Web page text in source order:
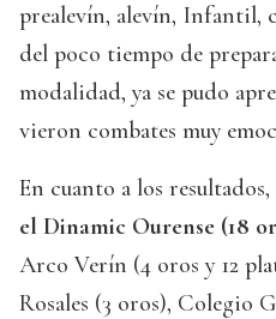
prealevín, alevín, Infantil,
del poco tiempo de
modalidad, ya se pudo
vieron combates muy
En cuanto a los
el Dinamic Ourense (18
Arco Verín (4 oros y 12
Rosales (3 oros), Colegio